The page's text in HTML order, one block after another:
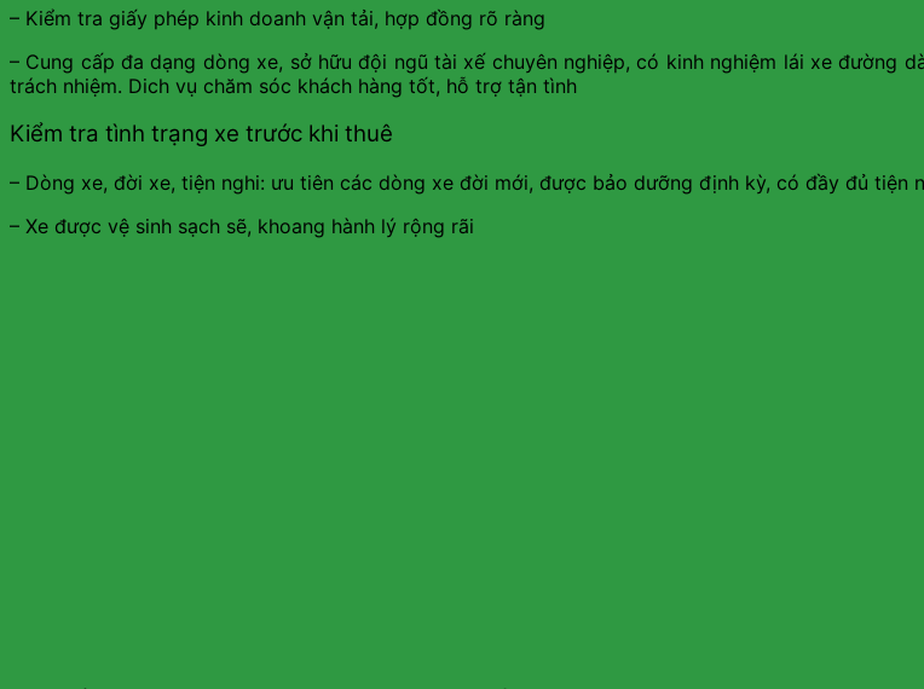
– Kiểm tra giấy phép kinh doanh vận tải, hợp đồng rõ ràng
– Cung cấp đa dạng dòng xe, sở hữu đội ngũ tài xế chuyên nghiệp, có kinh nghiệm lái xe đường
trách nhiệm. Dich vụ chăm sóc khách hàng tốt, hỗ trợ tận tình
Kiểm tra tình trạng xe trước khi thuê
– Dòng xe, đời xe, tiện nghi: ưu tiên các dòng xe đời mới, được bảo dưỡng định kỳ, có đầy đủ tiện
– Xe được vệ sinh sạch sẽ, khoang hành lý rộng rãi